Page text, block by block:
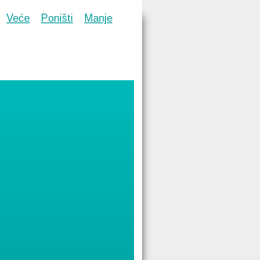
Veće Poništi Manje